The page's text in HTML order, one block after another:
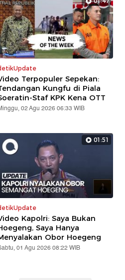
Terpopuler Sepekan:
Kungfu di Piala
Staf KPK Kena OTT
02 Agu 2026 06:33 WIB
01:51
Kapolri: Saya Bukan
Saya Hanya
Obor Hoegeng
01 Agu 2026 08:22 WIB